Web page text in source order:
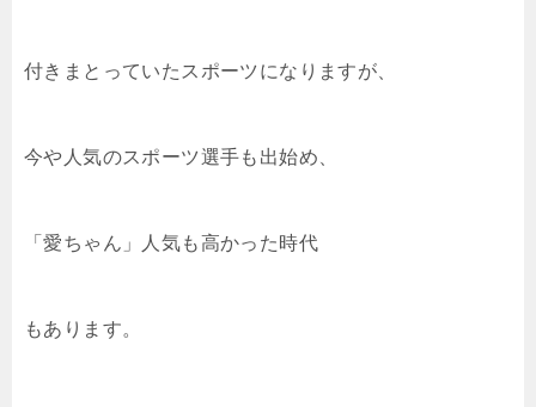
付きまとっていたスポーツになりますが、
今や人気のスポーツ選手も出始め、
「愛ちゃん」人気も高かった時代
もあります。